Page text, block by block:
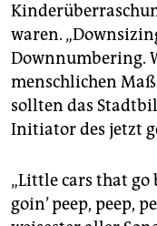
waren.
Downnumbering.
menschlichen
sollten das
Initiator des jetzt
„Little cars that go
goin’ peep, peep,